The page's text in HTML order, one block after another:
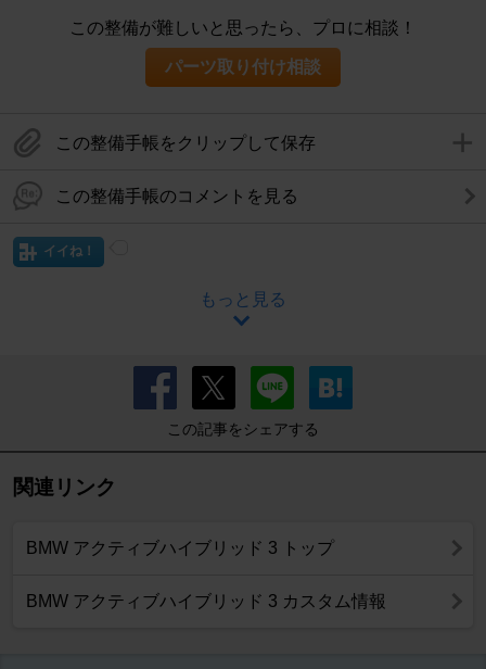
この整備が難しいと思ったら、プロに相談！
パーツ取り付け相談
この整備手帳をクリップして保存
この整備手帳のコメントを見る
イイね！
もっと見る
この記事をシェアする
関連リンク
BMW アクティブハイブリッド 3 トップ
BMW アクティブハイブリッド 3 カスタム情報